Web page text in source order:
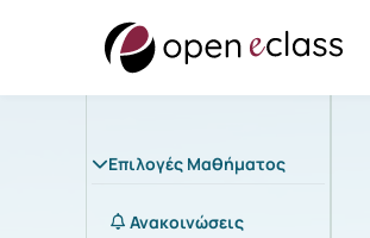
Επιλογές Μαθήματος
Ανακοινώσεις